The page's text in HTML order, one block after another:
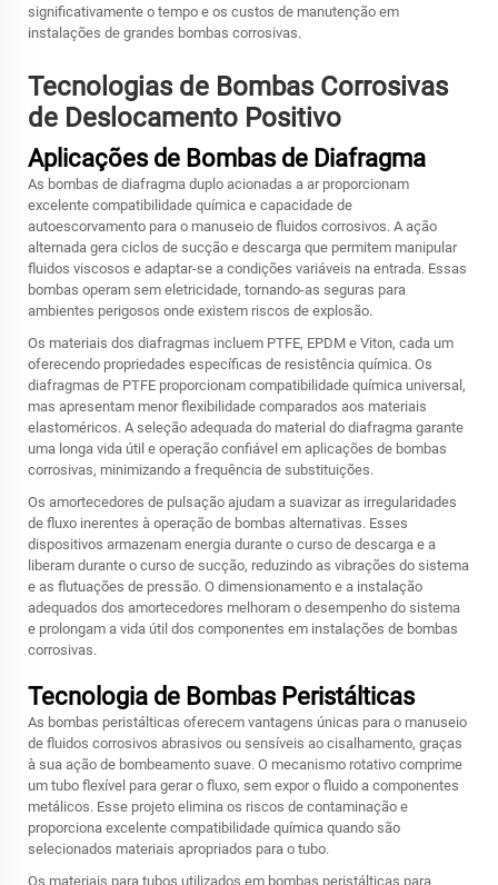
significativamente o tempo e os custos de manutenção em
instalações de grandes bombas corrosivas.
Tecnologias de Bombas Corrosivas
de Deslocamento Positivo
Aplicações de Bombas de Diafragma
As bombas de diafragma duplo acionadas a ar proporcionam
excelente compatibilidade química e capacidade de
autoescorvamento para o manuseio de fluidos corrosivos. A ação
alternada gera ciclos de sucção e descarga que permitem manipular
fluidos viscosos e adaptar-se a condições variáveis na entrada. Essas
bombas operam sem eletricidade, tornando-as seguras para
ambientes perigosos onde existem riscos de explosão.
Os materiais dos diafragmas incluem PTFE, EPDM e Viton, cada um
oferecendo propriedades específicas de resistência química. Os
diafragmas de PTFE proporcionam compatibilidade química universal,
mas apresentam menor flexibilidade comparados aos materiais
elastoméricos. A seleção adequada do material do diafragma garante
uma longa vida útil e operação confiável em aplicações de bombas
corrosivas, minimizando a frequência de substituições.
Os amortecedores de pulsação ajudam a suavizar as irregularidades
de fluxo inerentes à operação de bombas alternativas. Esses
dispositivos armazenam energia durante o curso de descarga e a
liberam durante o curso de sucção, reduzindo as vibrações do sistema
e as flutuações de pressão. O dimensionamento e a instalação
adequados dos amortecedores melhoram o desempenho do sistema
e prolongam a vida útil dos componentes em instalações de bombas
corrosivas.
Tecnologia de Bombas Peristálticas
As bombas peristálticas oferecem vantagens únicas para o manuseio
de fluidos corrosivos abrasivos ou sensíveis ao cisalhamento, graças
à sua ação de bombeamento suave. O mecanismo rotativo comprime
um tubo flexível para gerar o fluxo, sem expor o fluido a componentes
metálicos. Esse projeto elimina os riscos de contaminação e
proporciona excelente compatibilidade química quando são
selecionados materiais apropriados para o tubo.
Os materiais para tubos utilizados em bombas peristálticas para